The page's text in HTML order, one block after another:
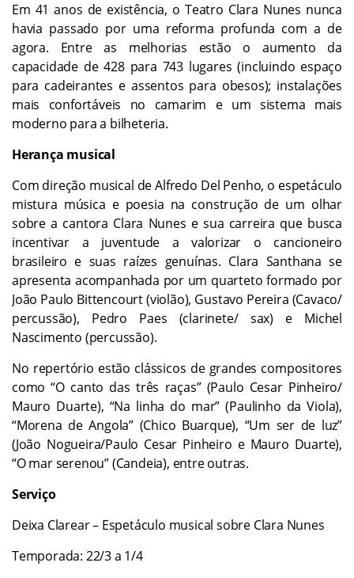
Em 41 anos de existência, o Teatro Clara Nunes nunca
havia passado por uma reforma profunda com a de
agora. Entre as melhorias estão o aumento da
capacidade de 428 para 743 lugares (incluindo espaço
para cadeirantes e assentos para obesos); instalações
mais confortáveis no camarim e um sistema mais
moderno para a bilheteria.
Herança musical
Com direção musical de Alfredo Del Penho, o espetáculo
mistura música e poesia na construção de um olhar
sobre a cantora Clara Nunes e sua carreira que busca
incentivar a juventude a valorizar o cancioneiro
brasileiro e suas raízes genuínas. Clara Santhana se
apresenta acompanhada por um quarteto formado por
João Paulo Bittencourt (violão), Gustavo Pereira (Cavaco/
percussão), Pedro Paes (clarinete/ sax) e Michel
Nascimento (percussão).
No repertório estão clássicos de grandes compositores
como “O canto das três raças” (Paulo Cesar Pinheiro/
Mauro Duarte), “Na linha do mar” (Paulinho da Viola),
“Morena de Angola” (Chico Buarque), “Um ser de luz”
(João Nogueira/Paulo Cesar Pinheiro e Mauro Duarte),
“O mar serenou” (Candeia), entre outras.
Serviço
Deixa Clarear – Espetáculo musical sobre Clara Nunes
Temporada: 22/3 a 1/4